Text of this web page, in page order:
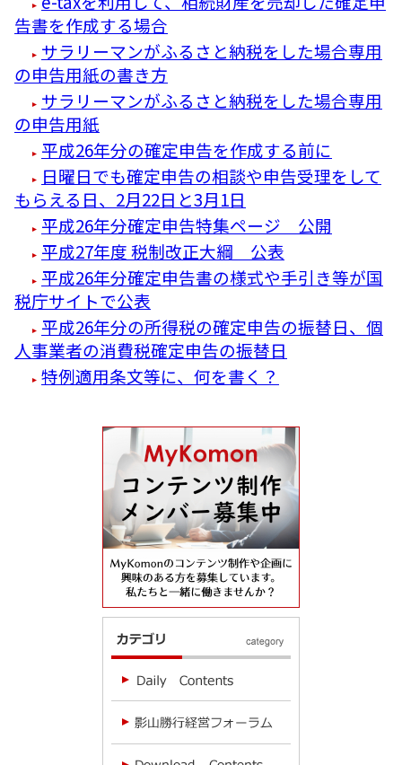
告書を作成する場合
サラリーマンがふるさと納税をした場合専用
の申告用紙の書き方
サラリーマンがふるさと納税をした場合専用
の申告用紙
平成26年分の確定申告を作成する前に
日曜日でも確定申告の相談や申告受理をして
もらえる日、2月22日と3月1日
平成26年分確定申告特集ページ 公開
平成27年度 税制改正大綱 公表
平成26年分確定申告書の様式や手引き等が国
税庁サイトで公表
平成26年分の所得税の確定申告の振替日、個
人事業者の消費税確定申告の振替日
特例適用条文等に、何を書く？